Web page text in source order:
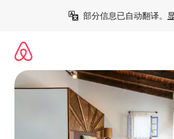
部分信息已自动翻译。